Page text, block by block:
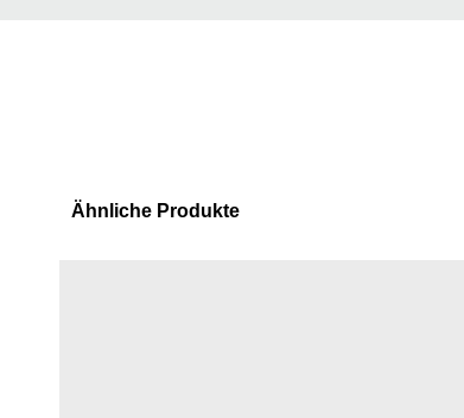
Ähnliche Produkte